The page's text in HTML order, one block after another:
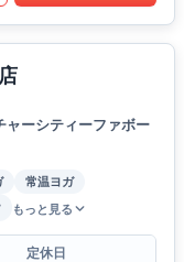
ャーシティーファボー
常温ヨガ
もっと見る
定休日